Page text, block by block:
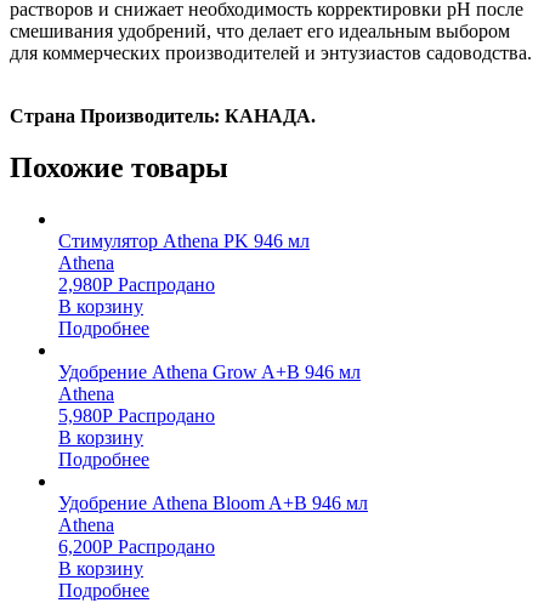
растворов и снижает необходимость корректировки pH после
смешивания удобрений, что делает его идеальным выбором
для коммерческих производителей и энтузиастов садоводства.
Страна Производитель: КАНАДА.
Похожие товары
Стимулятор Athena PK 946 мл
Athena
2,980Р Распродано
В корзину
Подробнее
Удобрение Athena Grow A+B 946 мл
Athena
5,980Р Распродано
В корзину
Подробнее
Удобрение Athena Bloom A+B 946 мл
Athena
6,200Р Распродано
В корзину
Подробнее